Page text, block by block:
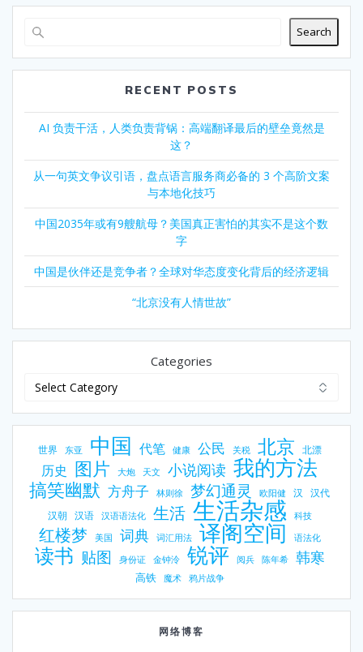
Search
RECENT POSTS
AI 负责干活，人类负责背锅：高端翻译最后的壁垒竟然是
这？
从一句英文争议引语，盘点语言服务商必备的 3 个高阶文案
与本地化技巧
中国2035年或有9艘航母？美国真正害怕的其实不是这个数
字
中国是伙伴还是竞争者？全球对华态度变化背后的经济逻辑
“北京没有人情世故”
Categories
世界 东亚 中国 代笔 健康 公民 关税 北京 北漂
历史 图片 大炮 天文 小说阅读 我的方法
搞笑幽默 方舟子 林则徐 梦幻通灵 欧阳健 汉 汉代
汉朝 汉语 汉语语法化 生活 生活杂感 科技
红楼梦 美国 词典 词汇用法 译阁空间 语法化
读书 贴图 身份证 金钟泠 锐评 阅兵 陈年希 韩寒
高铁 魔术 鸦片战争
网络博客